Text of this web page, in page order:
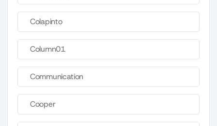
Colapinto
Column01
Communication
Cooper